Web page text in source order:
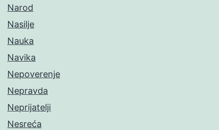
Narod
Nasilje
Nauka
Navika
Nepoverenje
Nepravda
Neprijatelji
Nesreća